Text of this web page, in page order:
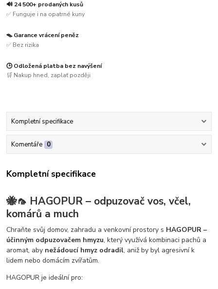
🔊 24 500+ prodaných kusů
✅ Funguje i na opatrné kuny
🪤 Garance vrácení peněz
✅ Bez rizika
🕒 Odložená platba bez navýšení
🛒 Nakup hned, zaplať později
Kompletní specifikace
Komentáře 0
Kompletní specifikace
🐝🦟 HAGOPUR – odpuzovač vos, včel,
komárů a much
Chraňte svůj domov, zahradu a venkovní prostory s HAGOPUR –
účinným odpuzovačem hmyzu, který využívá kombinaci pachů a
aromat, aby nežádoucí hmyz odradil, aniž by byl agresivní k
lidem nebo domácím zvířatům.
HAGOPUR je ideální pro: